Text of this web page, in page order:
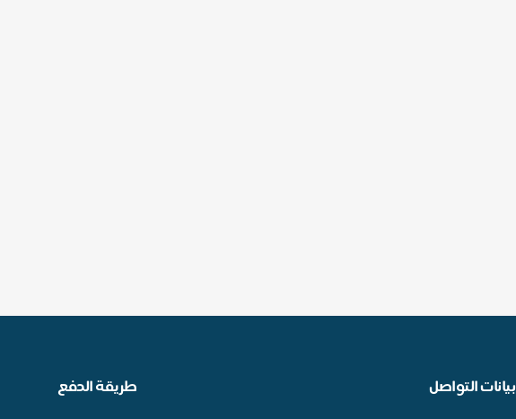
بيانات التواصل طريقة الدفع